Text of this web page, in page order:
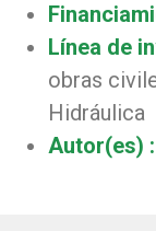
Línea de
obras
Hidráulica
Autor(es) :